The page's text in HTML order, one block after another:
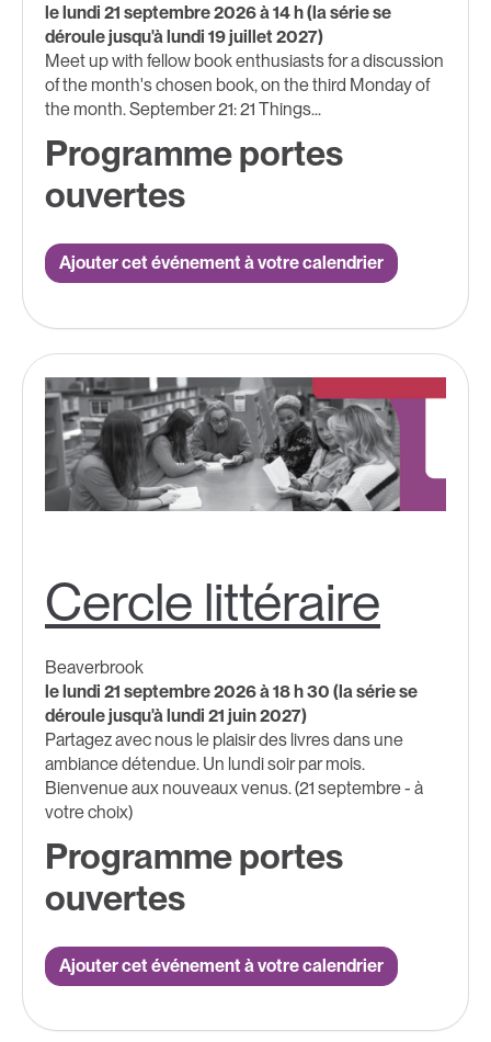
le lundi 21 septembre 2026 à 14 h (la série se
déroule jusqu'à lundi 19 juillet 2027)
Meet up with fellow book enthusiasts for a discussion
of the month's chosen book, on the third Monday of
the month. September 21: 21 Things...
Programme portes
ouvertes
Ajouter cet événement à votre calendrier
Cercle littéraire
Beaverbrook
le lundi 21 septembre 2026 à 18 h 30 (la série se
déroule jusqu'à lundi 21 juin 2027)
Partagez avec nous le plaisir des livres dans une
ambiance détendue. Un lundi soir par mois.
Bienvenue aux nouveaux venus. (21 septembre - à
votre choix)
Programme portes
ouvertes
Ajouter cet événement à votre calendrier